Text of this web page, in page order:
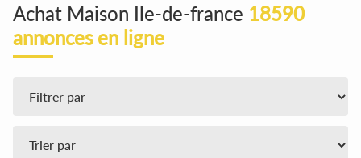
Achat Maison Ile-de-france 18590
annonces en ligne